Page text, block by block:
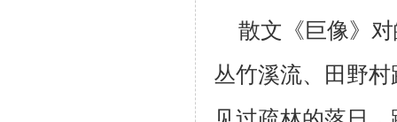
散文《巨像》
丛竹溪流、田野